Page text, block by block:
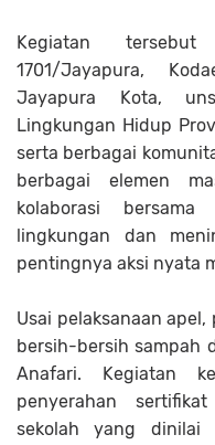
Kegiatan
1701/Jayapura,
Jayapura Kota,
Lingkungan Hidup
serta berbagai
berbagai elemen
kolaborasi
lingkungan dan
pentingnya aksi nyata
Usai pelaksanaan
bersih-bersih sampah
Anafari. Kegiatan
penyerahan
sekolah yang dinilai